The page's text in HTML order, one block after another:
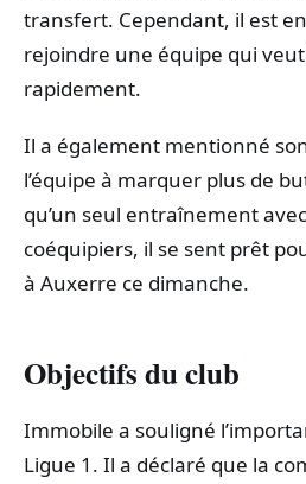
transfert. Cependant, il est
rejoindre une équipe qui veut
rapidement.
Il a également mentionné
l’équipe à marquer plus de
qu’un seul entraînement
coéquipiers, il se sent prêt
à Auxerre ce dimanche.
Objectifs du club
Immobile a souligné
Ligue 1. Il a déclaré que la